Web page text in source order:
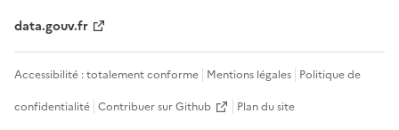
data.gouv.fr
Accessibilité : totalement conforme Mentions légales Politique de
confidentialité Contribuer sur Github Plan du site